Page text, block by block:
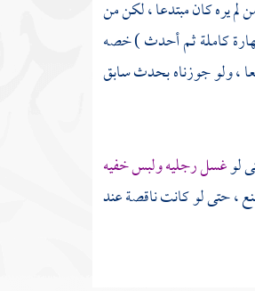
لم يره كان مبتدعا ، لكن من
كاملة ثم أحدث ) خصه
، ولو جوزناه بحدث سابق
لوغسل رجليه ولبس خفيه
، حتى لو كانت ناقصة عند